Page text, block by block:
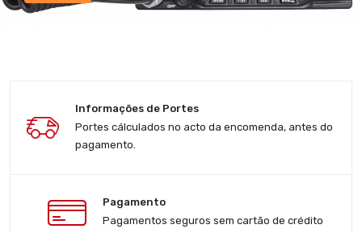
Informações de Portes
Portes cálculados no acto da encomenda, antes do
pagamento.
Pagamento
Pagamentos seguros sem cartão de crédito